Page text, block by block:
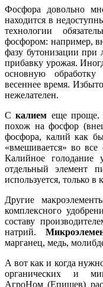
Фосфора довольно
находится в
технологии
фосфором: например,
фазу бутонизации при
прибавку урожая.
основную
весеннее время.
нежелателен.
С калием еще проще.
похож на фосфор
фосфора, калий как
«вмешивается» во все
Калийное голодание
отдельный элемент
используется, только
Другие
комплексного
составу
натрий.
марганец, медь,
А вот как и когда
органических и
АгроНом (Епишев)